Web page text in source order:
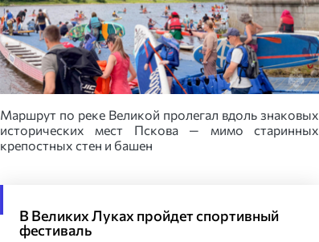
Маршрут по реке Великой пролегал вдоль знаковых
исторических мест Пскова — мимо старинных
крепостных стен и башен
В Великих Луках пройдет спортивный
фестиваль